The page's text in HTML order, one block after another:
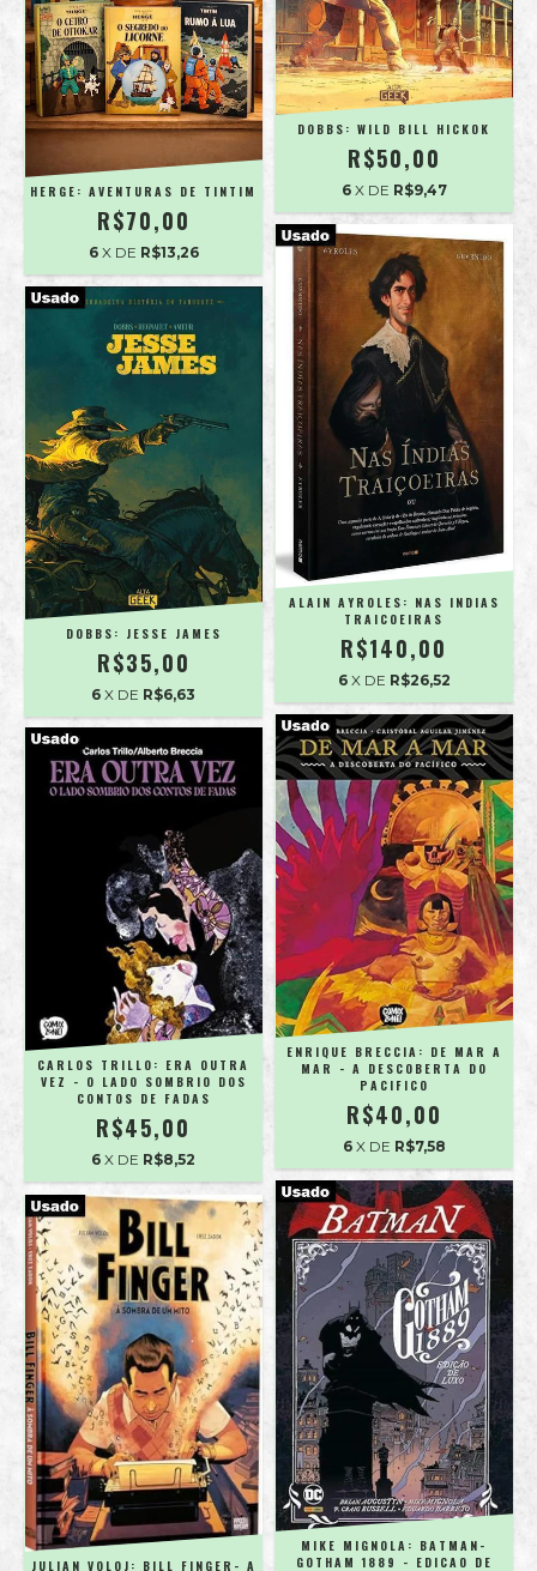
HERGE: AVENTURAS DE TINTIM
R$70,00
6 X DE R$13,26
DOBBS: WILD BILL HICKOK
R$50,00
6 X DE R$9,47
DOBBS: JESSE JAMES
R$35,00
6 X DE R$6,63
ALAIN AYROLES: NAS INDIAS
TRAICOEIRAS
R$140,00
6 X DE R$26,52
CARLOS TRILLO: ERA OUTRA
VEZ - O LADO SOMBRIO DOS
CONTOS DE FADAS
R$45,00
6 X DE R$8,52
ENRIQUE BRECCIA: DE MAR A
MAR - A DESCOBERTA DO
PACIFICO
R$40,00
6 X DE R$7,58
JULIAN VOLOJ: BILL FINGER- A
MIKE MIGNOLA: BATMAN-
GOTHAM 1889 - EDICAO DE